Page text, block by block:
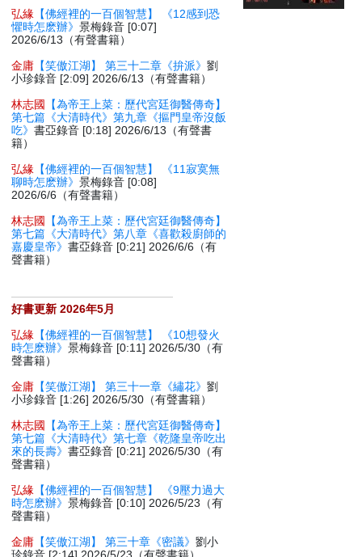
弘緣 【佛經裡的一百個智慧】 《12感到恐
懼時怎麽辦》景梅錄音 [0:07]
2026/6/13（有聲書籍）
金庸 【笑傲江湖】 第三十二章《拚派》劉
小珍錄音 [2:09] 2026/6/13（有聲書籍）
林志國
【為帝王上菜：歷代宮廷御醫傳奇】
第七篇《大清時代》第九章《摳門皇帝沒飯
吃》書亞錄音 [0:18] 2026/6/13（有聲書
籍）
弘緣 【佛經裡的一百個智慧】 《11寂寞無
聊時怎麽辦》景梅錄音 [0:08]
2026/6/6（有聲書籍）
林志國
【為帝王上菜：歷代宮廷御醫傳奇】
第七篇《大清時代》第八章《喜歡殺廚師的
嘉慶皇帝》書亞錄音 [0:21] 2026/6/6（有
聲書籍）
好書更新 2026年5月
弘緣 【佛經裡的一百個智慧】 《10想發火
時怎麽辦》景梅錄音 [0:11] 2026/5/30（有
聲書籍）
金庸 【笑傲江湖】 第三十一章《繡花》劉
小珍錄音 [1:26] 2026/5/30（有聲書籍）
林志國
【為帝王上菜：歷代宮廷御醫傳奇】
第七篇《大清時代》第七章《乾隆皇帝吃出
來的長壽》書亞錄音 [0:21] 2026/5/30（有
聲書籍）
弘緣 【佛經裡的一百個智慧】 《9壓力過大
時怎麽辦》景梅錄音 [0:10] 2026/5/23（有
聲書籍）
金庸 【笑傲江湖】 第三十章《密議》劉小